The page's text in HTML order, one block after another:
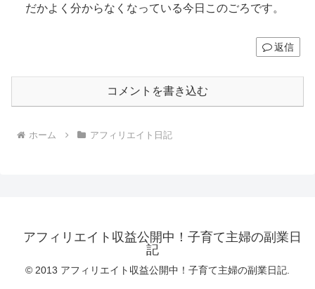
だかよく分からなくなっている今日このごろです。
返信
コメントを書き込む
ホーム アフィリエイト日記
アフィリエイト収益公開中！子育て主婦の副業日
記
© 2013 アフィリエイト収益公開中！子育て主婦の副業日記.